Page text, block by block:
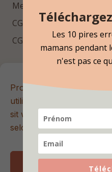
Promis, ici les cookies
utilisons pour améliorer
sit web. Vous pouvez les
selon vos préférences.
Mentions légales
CGV
CGU
Rejoins la newsletter
conseils utiles, des
nouveautés.
Les 10 pires
mamans pendant
n'est pas ce